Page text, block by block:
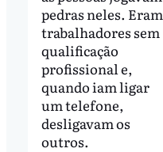
pedras neles. Eram
trabalhadores sem
qualificação
profissional e,
quando iam ligar
um telefone,
desligavam os
outros.